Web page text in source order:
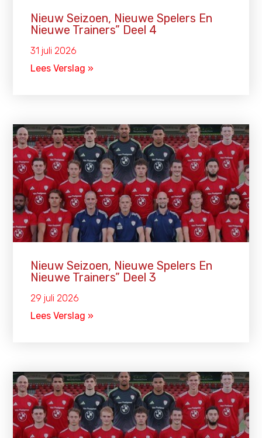
Nieuw Seizoen, Nieuwe Spelers En
Nieuwe Trainers” Deel 4
31 juli 2026
Lees Verslag »
Nieuw Seizoen, Nieuwe Spelers En
Nieuwe Trainers” Deel 3
29 juli 2026
Lees Verslag »